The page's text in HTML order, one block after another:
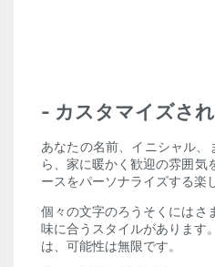
- カスタマイズさ
あなたの名前、イニシャル
ら、家に暖かく歓迎の雰囲
ースをパーソナライズする楽
個々の文字のろうそくにはさ
味に合うスタイルがあります
は、可能性は無限です。